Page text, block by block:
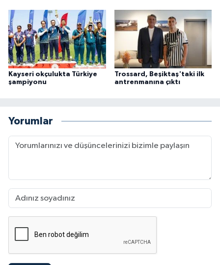
Kayseri okçulukta Türkiye
şampiyonu
Trossard, Beşiktaş'taki ilk
antrenmanına çıktı
Yorumlar